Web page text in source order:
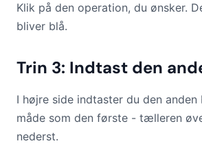
Klik på den operation, du ønsker.
bliver blå.
Trin 3: Indtast den
I højre side indtaster du den anden
måde som den første - tælleren
nederst.